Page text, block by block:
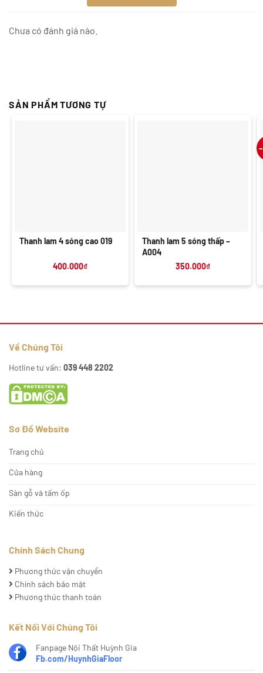
Chưa có đánh giá nào.
SẢN PHẨM TƯƠNG TỰ
Thanh lam 4 sóng cao 019
400.000₫
Thanh lam 5 sóng thấp –
A004
350.000₫
Về Chúng Tôi
Hotline tư vấn: 039 448 2202
Sơ Đồ Website
Trang chủ
Cửa hàng
Sàn gỗ và tấm ốp
Kiến thức
Chính Sách Chung
Phương thức vận chuyển
Chính sách bảo mật
Phương thức thanh toán
Kết Nối Với Chúng Tôi
Fanpage Nội Thất Huỳnh Gia
Fb.com/HuynhGiaFloor